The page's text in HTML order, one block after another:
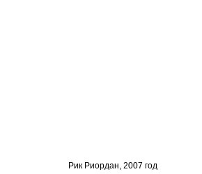
Рик Риордан, 2007 год